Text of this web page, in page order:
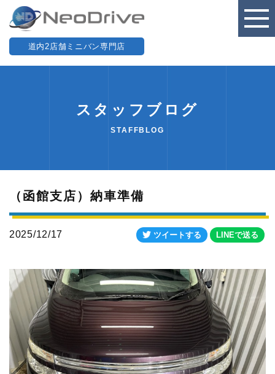
道内2店舗ミニバン専門店
スタッフブログ
STAFFBLOG
（函館支店）納車準備
2025/12/17 ツイートする LINEで送る